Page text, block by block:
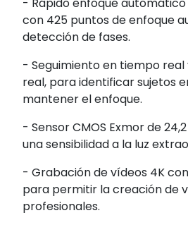
con 425 puntos de enfoque
detección de fases.
- Seguimiento en tiempo real
real, para identificar sujetos
mantener el enfoque.
- Sensor CMOS Exmor de
una sensibilidad a la luz
- Grabación de vídeos 4K
para permitir la creación de
profesionales.